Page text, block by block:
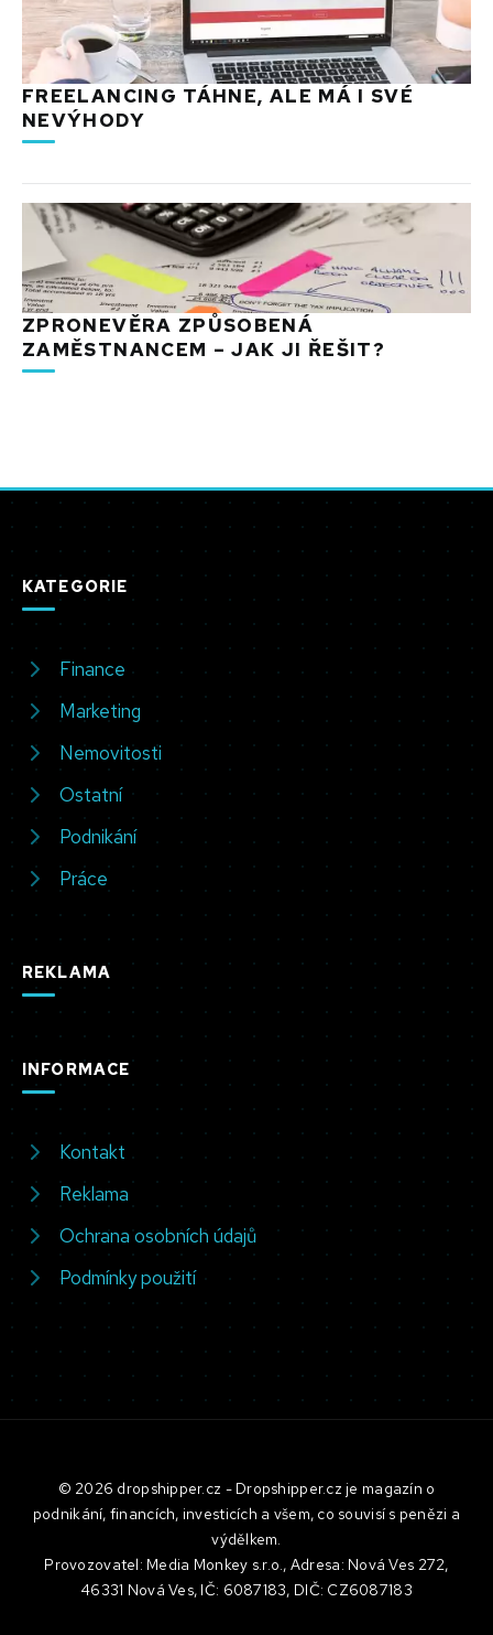
FREELANCING TÁHNE, ALE MÁ I SVÉ
NEVÝHODY
ZPRONEVĚRA ZPŮSOBENÁ
ZAMĚSTNANCEM – JAK JI ŘEŠIT?
KATEGORIE
Finance
Marketing
Nemovitosti
Ostatní
Podnikání
Práce
REKLAMA
INFORMACE
Kontakt
Reklama
Ochrana osobních údajů
Podmínky použití
© 2026 dropshipper.cz - Dropshipper.cz je magazín o
podnikání, financích, investicích a všem, co souvisí s penězi a
výdělkem.
Provozovatel: Media Monkey s.r.o., Adresa: Nová Ves 272,
46331 Nová Ves, IČ: 6087183, DIČ: CZ6087183